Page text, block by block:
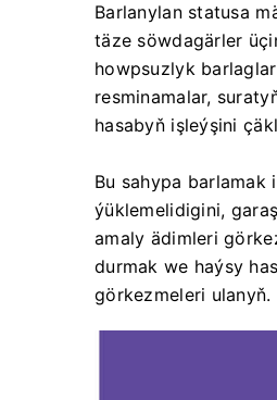
Barlanylan statusa
täze söwdagärler
howpsuzlyk
resminamalar,
hasabyň işleýşini
Bu sahypa barlamak
ýüklemelidigini,
amaly ädimleri
durmak we haýsy
görkezmeleri ulanyň.